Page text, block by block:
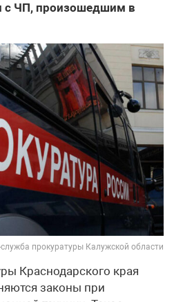
с ЧП, произошедшим в
прокуратуры Калужской области
Краснодарского края
законы при